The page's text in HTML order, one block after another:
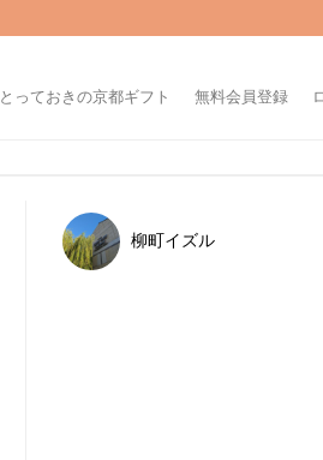
とっておきの京都ギフト 無料会員登録
柳町イズル